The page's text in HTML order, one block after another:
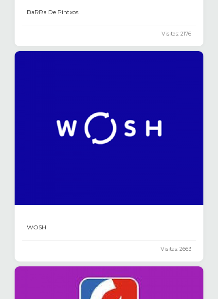
BaRRa De Pintxos
Visitas: 2176
WOSH
Visitas: 2663